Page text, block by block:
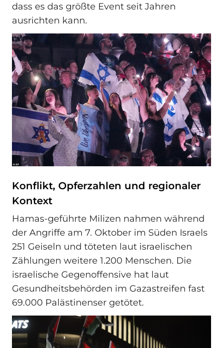
dass es das größte Event seit Jahren
ausrichten kann.
Konflikt, Opferzahlen und regionaler
Kontext
Hamas-geführte Milizen nahmen während
der Angriffe am 7. Oktober im Süden Israels
251 Geiseln und töteten laut israelischen
Zählungen weitere 1.200 Menschen. Die
israelische Gegenoffensive hat laut
Gesundheitsbehörden im Gazastreifen fast
69.000 Palästinenser getötet.